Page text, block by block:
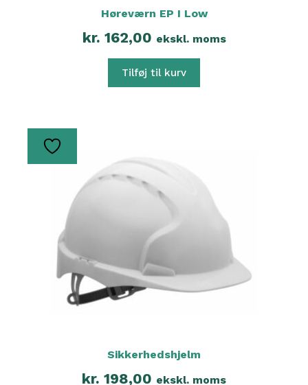
Høreværn EP I Low
kr. 162,00 ekskl. moms
Tilføj til kurv
Sikkerhedshjelm
kr. 198,00 ekskl. moms